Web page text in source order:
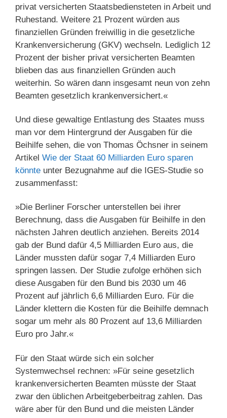
privat versicherten Staatsbediensteten in Arbeit und
Ruhestand. Weitere 21 Prozent würden aus
finanziellen Gründen freiwillig in die gesetzliche
Krankenversicherung (GKV) wechseln. Lediglich 12
Prozent der bisher privat versicherten Beamten
blieben das aus finanziellen Gründen auch
weiterhin. So wären dann insgesamt neun von zehn
Beamten gesetzlich krankenversichert.«
Und diese gewaltige Entlastung des Staates muss
man vor dem Hintergrund der Ausgaben für die
Beihilfe sehen, die von Thomas Öchsner in seinem
Artikel Wie der Staat 60 Milliarden Euro sparen
könnte unter Bezugnahme auf die IGES-Studie so
zusammenfasst:
»Die Berliner Forscher unterstellen bei ihrer
Berechnung, dass die Ausgaben für Beihilfe in den
nächsten Jahren deutlich anziehen. Bereits 2014
gab der Bund dafür 4,5 Milliarden Euro aus, die
Länder mussten dafür sogar 7,4 Milliarden Euro
springen lassen. Der Studie zufolge erhöhen sich
diese Ausgaben für den Bund bis 2030 um 46
Prozent auf jährlich 6,6 Milliarden Euro. Für die
Länder klettern die Kosten für die Beihilfe demnach
sogar um mehr als 80 Prozent auf 13,6 Milliarden
Euro pro Jahr.«
Für den Staat würde sich ein solcher
Systemwechsel rechnen: »Für seine gesetzlich
krankenversicherten Beamten müsste der Staat
zwar den üblichen Arbeitgeberbeitrag zahlen. Das
wäre aber für den Bund und die meisten Länder